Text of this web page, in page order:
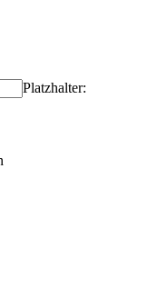
Platzhalter: